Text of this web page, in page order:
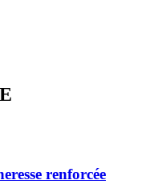
renforcée